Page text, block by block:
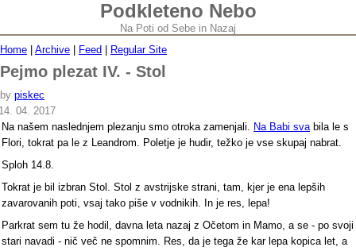
Podkleteno Nebo
Na Poti od Sebe in Nazaj
Home
Archive Feed Regular Site
Pejmo plezat IV. - Stol
by piskec
04. 2017
Na našem naslednjem plezanju smo otroka zamenjali. Na Babi svabila le s
Flori, tokrat pa le z Leandrom. Poletje je hudir, težko je vse skupaj nabrat.
Sploh 14.8.
Tokrat je bil izbran Stol. Stol z avstrijske strani, tam, kjer je ena lepših
zavarovanih poti, vsaj tako piše v vodnikih. In je res, lepa!
Parkrat sem tu že hodil, davna leta nazaj z Očetom in Mamo, a se - po svoji
stari navadi - nič več ne spomnim. Res, da je tega že kar lepa kopica let, a